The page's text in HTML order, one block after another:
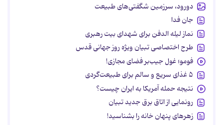
دورود، سرزمین شگفتی‌های طبیعت
جان فدا
نماز لیله الدفن برای شهدای بیت رهبری
طرح اختصاصی تبیان ویژه روز جهانی قدس
فومو؛ غول جیب‌بر فضای مجازی!
۵ غذای سریع و سالم برای طبیعت‌گردی
نتیجه حمله آمریکا به ایران چیست؟
رونمایی از اتاق برق جدید تبیان
زهرهای پنهان خانه را بشناسید!